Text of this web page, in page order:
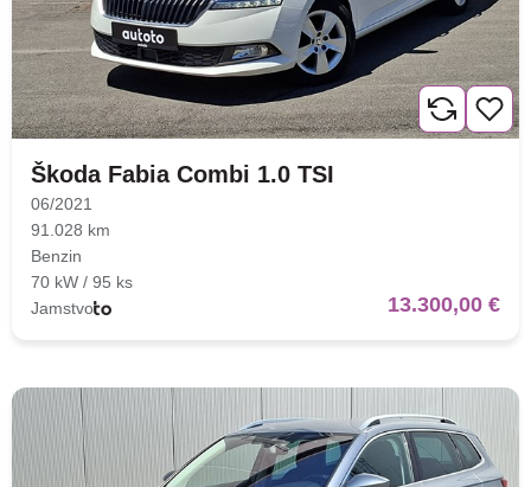
Škoda Fabia Combi 1.0 TSI
06/2021
91.028 km
Benzin
70 kW / 95 ks
Jamstvo
13.300,00 €